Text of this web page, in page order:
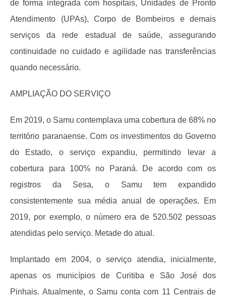
de forma integrada com hospitais, Unidades de Pronto
Atendimento (UPAs), Corpo de Bombeiros e demais
serviços da rede estadual de saúde, assegurando
continuidade no cuidado e agilidade nas transferências
quando necessário.
AMPLIAÇÃO DO SERVIÇO
Em 2019, o Samu contemplava uma cobertura de 68% no
território paranaense. Com os investimentos do Governo
do Estado, o serviço expandiu, permitindo levar a
cobertura para 100% no Paraná. De acordo com os
registros da Sesa, o Samu tem expandido
consistentemente sua média anual de operações. Em
2019, por exemplo, o número era de 520.502 pessoas
atendidas pelo serviço. Metade do atual.
Implantado em 2004, o serviço atendia, inicialmente,
apenas os municípios de Curitiba e São José dos
Pinhais. Atualmente, o Samu conta com 11 Centrais de